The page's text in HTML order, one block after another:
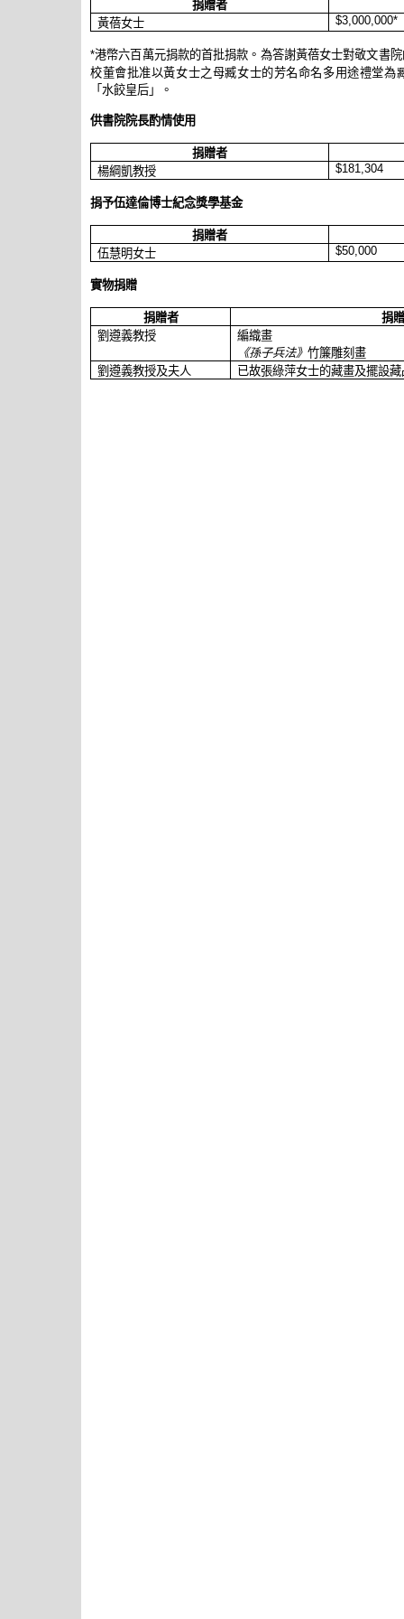
捐贈者
黃蓓女士
$3,000,000*
*港幣六百萬元捐款的首批捐款。為答謝黃蓓女士對敬文書
校董會批准以黃女士之母臧女士的芳名命名 多用途禮堂為
「水餃皇后 」 。
供書院院長酌情使用
捐贈者
楊綱凱教授
$181,304
捐予伍達倫博士紀念獎學基金
捐贈者
伍慧明女士
$50,000
實物捐贈
捐贈者
捐
劉遵義教授
編織畫
《孫子兵法》竹簾雕刻畫
劉遵義教授及夫人 已故張綠萍女士的藏畫及擺設藏